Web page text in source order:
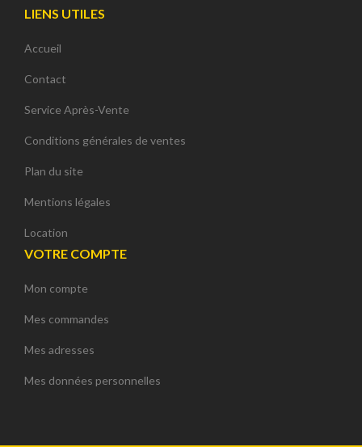
LIENS UTILES
Accueil
Contact
Service Après-Vente
Conditions générales de ventes
Plan du site
Mentions légales
Location
VOTRE COMPTE
Mon compte
Mes commandes
Mes adresses
Mes données personnelles